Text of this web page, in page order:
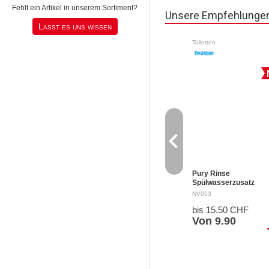
Fehlt ein Artikel in unserem Sortiment?
Lasst es uns wissen
Unsere
Toiletten
Pury Rinse
Spülwasserzusatz
Sicherheitsdatenblatt
Frischwassertanks in
mobilen Toiletten. Sorgt
frischen Geruch durch
NV053
bis 15.50 CHF
Von 9.90
navigate_before